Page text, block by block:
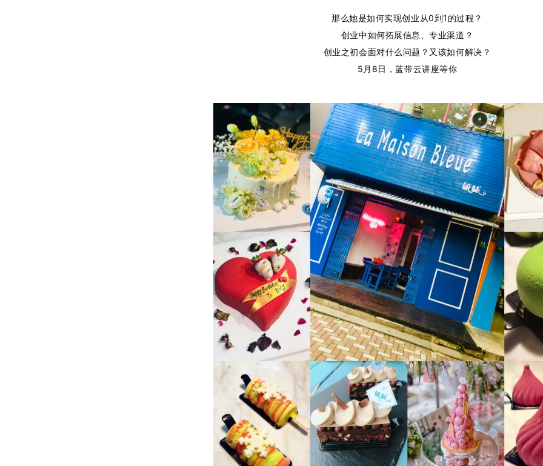
那么她是如何实现创业从0到1的过程？
创业中如何拓展信息、专业渠道？
创业之初会面对什么问题？又该如何解决？
5月8日，蓝带云讲座等你